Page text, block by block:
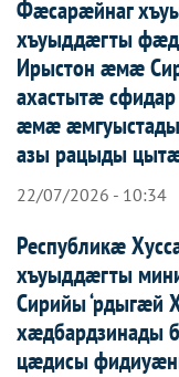
Фæсарæйнаг
хъуыддæгты
Ирыстон æмæ
ахастытæ
æмæ
азы рацыды
22/07/2026 - 10:34
Республикæ
хъуыддæгты
Сирийы ‘рдыгæй
хæдбардзинады
цæдисы